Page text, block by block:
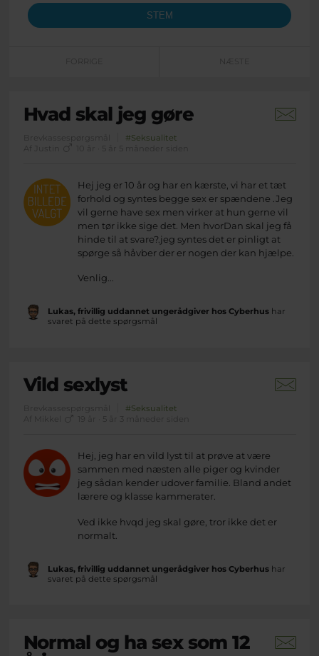
FORRIGE NÆSTE
Hvad skal jeg gøre
Brevkassespørgsmål
#Seksualitet
Af Justin
10 år · 5 år 5 måneder siden
Hej jeg er 10 år og har en kærste, vi har et tæt
forhold og syntes begge sex er spændene .Jeg
vil gerne have sex men virker at hun gerne vil
men tør ikke sige det. Men hvorDan skal jeg få
hinde til at svare?.jeg syntes det er pinligt at
spørge så håvber der er nogen der kan hjælpe.
Venlig...
Lukas, frivillig uddannet ungerådgiver hos Cyberhushar
svaret på dette spørgsmål
Vild sexlyst
Brevkassespørgsmål
#Seksualitet
Af Mikkel
19 år · 5 år 3 måneder siden
Hej, jeg har en vild lyst til at prøve at være
sammen med næsten alle piger og kvinder
jeg sådan kender udover familie. Bland andet
lærere og klasse kammerater.
Ved ikke hvqd jeg skal gøre, tror ikke det er
normalt.
Lukas, frivillig uddannet ungerådgiver hos Cyberhushar
svaret på dette spørgsmål
Normal og ha sex som 12